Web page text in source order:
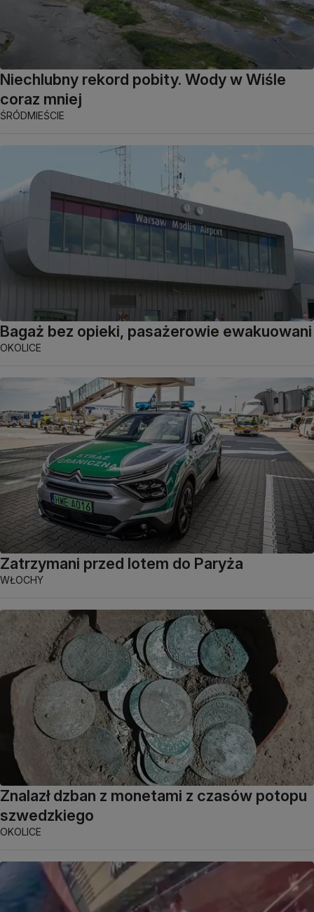
Niechlubny rekord pobity. Wody w Wiśle
coraz mniej
ŚRÓDMIEŚCIE
Bagaż bez opieki, pasażerowie ewakuowani
OKOLICE
Zatrzymani przed lotem do Paryża
WŁOCHY
Znalazł dzban z monetami z czasów potopu
szwedzkiego
OKOLICE